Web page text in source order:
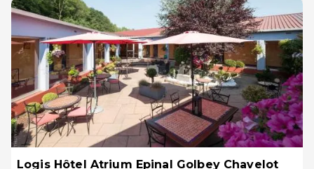
Logis Hôtel Atrium Epinal Golbey Chavelot